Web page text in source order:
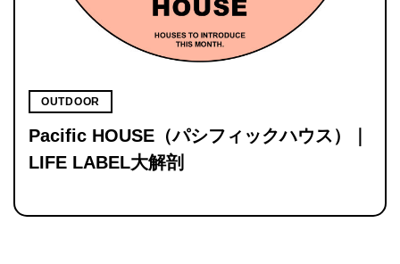
OUTDOOR
Pacific HOUSE（パシフィックハウス）｜
LIFE LABEL大解剖